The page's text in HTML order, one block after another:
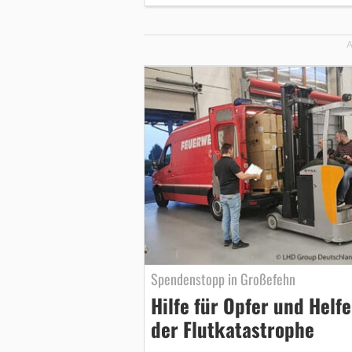
Spendenstopp in Großefehn
Hilfe für Opfer und
der Flutkatastrophe